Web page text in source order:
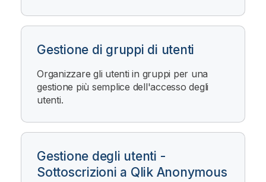
Gestione di gruppi di utenti
Organizzare gli utenti in gruppi per una
gestione più semplice dell'accesso degli
utenti.
Gestione degli utenti -
Sottoscrizioni a Qlik Anonymous